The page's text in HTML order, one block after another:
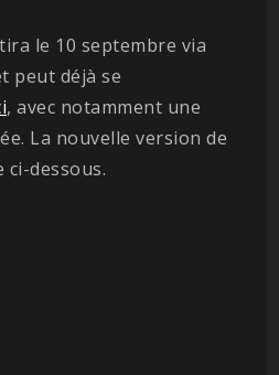
le 10 septembre via
peut déjà se
, avec notamment une
La nouvelle version de
dessous.